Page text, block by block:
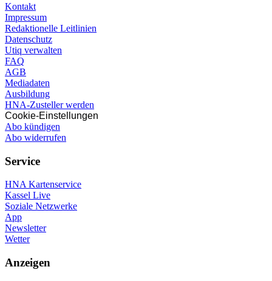
Kontakt
Impressum
Redaktionelle Leitlinien
Datenschutz
Utiq verwalten
FAQ
AGB
Mediadaten
Ausbildung
HNA-Zusteller werden
Cookie-Einstellungen
Abo kündigen
Abo widerrufen
Service
HNA Kartenservice
Kassel Live
Soziale Netzwerke
App
Newsletter
Wetter
Anzeigen